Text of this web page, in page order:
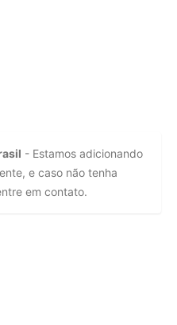
- Estamos adicionando
e caso não tenha
em contato.